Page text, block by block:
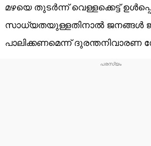
മഴയെ തുടര്‍ന്ന് വെള്ളക്കെട്ട്
സാധ്യതയുള്ളതിനാല്‍ ജനങ്ങള്‍
പാലിക്കണമെന്ന് ദുരന്തനിവാരണ